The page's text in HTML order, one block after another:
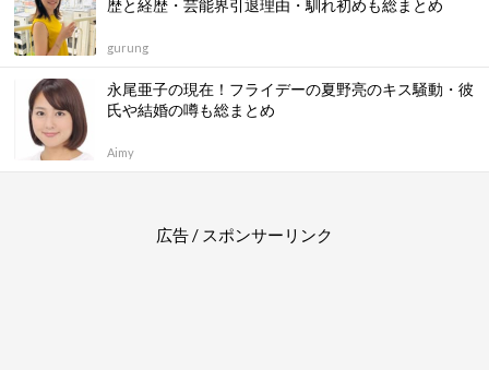
歴と経歴・芸能界引退理由・馴れ初めも総まとめ
gurung
永尾亜子の現在！フライデーの夏野亮のキス騒動・彼
氏や結婚の噂も総まとめ
Aimy
広告 / スポンサーリンク